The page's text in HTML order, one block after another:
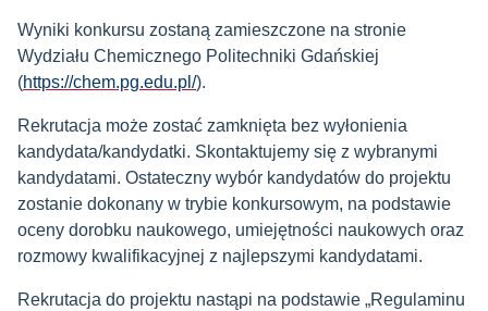
Wyniki konkursu zostaną zamieszczone na stronie
Wydziału Chemicznego Politechniki Gdańskiej
(https://chem.pg.edu.pl/).
Rekrutacja może zostać zamknięta bez wyłonienia
kandydata/kandydatki. Skontaktujemy się z wybranymi
kandydatami. Ostateczny wybór kandydatów do projektu
zostanie dokonany w trybie konkursowym, na podstawie
oceny dorobku naukowego, umiejętności naukowych oraz
rozmowy kwalifikacyjnej z najlepszymi kandydatami.
Rekrutacja do projektu nastąpi na podstawie „Regulaminu